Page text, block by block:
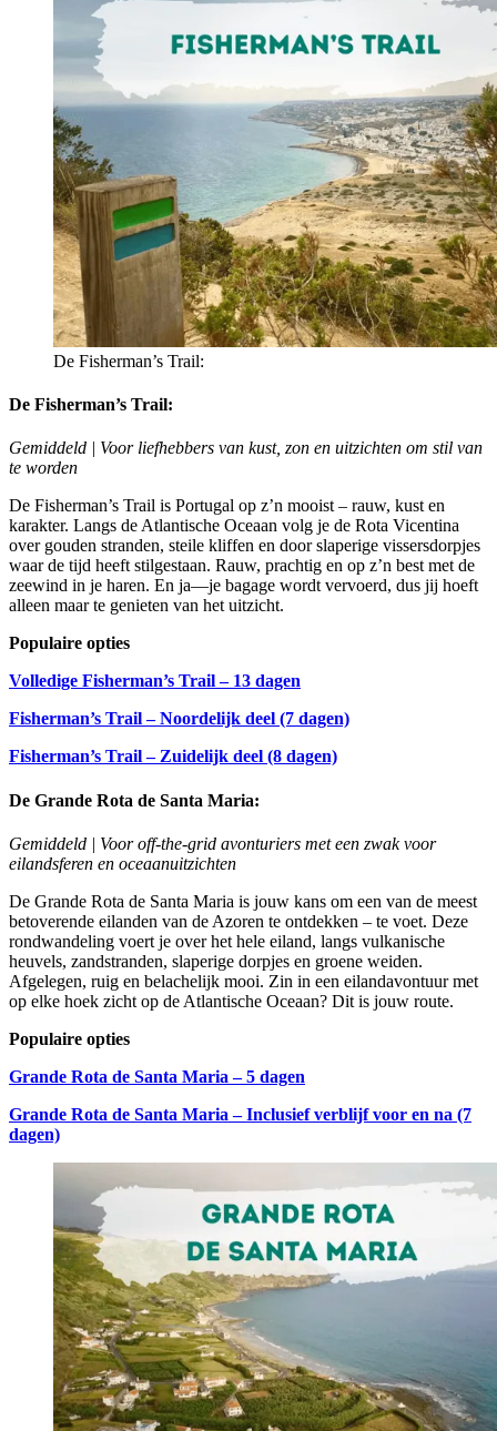
De Fisherman’s Trail:
De Fisherman’s Trail:
Gemiddeld | Voor liefhebbers van kust, zon en uitzichten om stil van
te worden
De Fisherman’s Trail is Portugal op z’n mooist – rauw, kust en
karakter. Langs de Atlantische Oceaan volg je de Rota Vicentina
over gouden stranden, steile kliffen en door slaperige vissersdorpjes
waar de tijd heeft stilgestaan. Rauw, prachtig en op z’n best met de
zeewind in je haren. En ja—je bagage wordt vervoerd, dus jij hoeft
alleen maar te genieten van het uitzicht.
Populaire opties
Volledige Fisherman’s Trail – 13 dagen
Fisherman’s Trail – Noordelijk deel (7 dagen)
Fisherman’s Trail – Zuidelijk deel (8 dagen)
De Grande Rota de Santa Maria:
Gemiddeld | Voor off-the-grid avonturiers met een zwak voor
eilandsferen en oceaanuitzichten
De Grande Rota de Santa Maria is jouw kans om een van de meest
betoverende eilanden van de Azoren te ontdekken – te voet. Deze
rondwandeling voert je over het hele eiland, langs vulkanische
heuvels, zandstranden, slaperige dorpjes en groene weiden.
Afgelegen, ruig en belachelijk mooi. Zin in een eilandavontuur met
op elke hoek zicht op de Atlantische Oceaan? Dit is jouw route.
Populaire opties
Grande Rota de Santa Maria – 5 dagen
Grande Rota de Santa Maria – Inclusief verblijf voor en na (7
dagen)